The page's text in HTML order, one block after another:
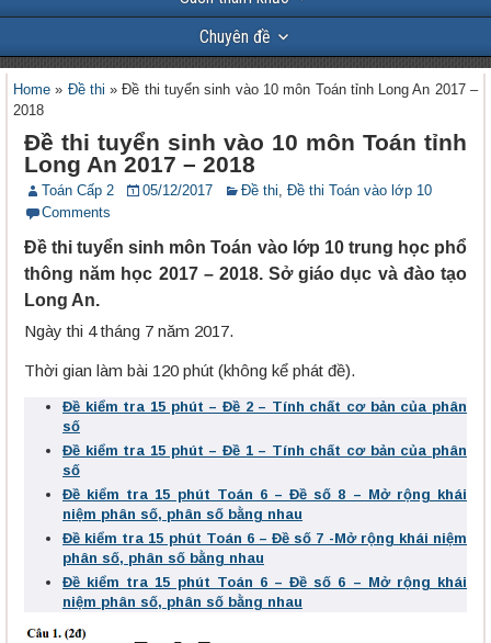
Chuyên đề
Home » Đề thi »Đề thi tuyển sinh vào 10 môn Toán tỉnh Long An 2017 –
2018
Đề thi tuyển sinh vào 10 môn Toán tỉnh
Long An 2017 – 2018
Toán Cấp 2 05/12/2017 Đề thi, Đề thi Toán vào lớp 10
Comments
Đề thi tuyển sinh môn Toán vào lớp 10 trung học phổ
thông năm học 2017 – 2018. Sở giáo dục và đào tạo
Long An.
Ngày thi 4 tháng 7 năm 2017.
Thời gian làm bài 120 phút (không kể phát đề).
Đề kiểm tra 15 phút – Đề 2 – Tính chất cơ bản của phân
số
Đề kiểm tra 15 phút – Đề 1 – Tính chất cơ bản của phân
số
Đề kiểm tra 15 phút Toán 6 – Đề số 8 – Mở rộng khái
niệm phân số, phân số bằng nhau
Đề kiểm tra 15 phút Toán 6 – Đề số 7 -Mở rộng khái niệm
phân số, phân số bằng nhau
Đề kiểm tra 15 phút Toán 6 – Đề số 6 – Mở rộng khái
niệm phân số, phân số bằng nhau